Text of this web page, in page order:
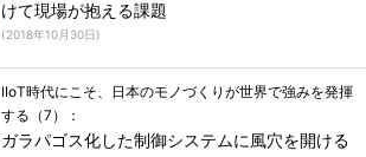
けて現場が抱える課題
(2018年10月30日)
IIoT時代にこそ、日本のモノづくりが世界で強みを発揮
する（7）：
ガラパゴス化した制御システムに風穴を開ける